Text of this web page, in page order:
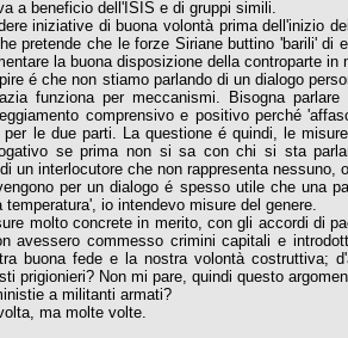
a beneficio dell'ISIS e di gruppi simili.
iniziative di buona volontà prima dell'inizio
pretende che le forze Siriane buttino 'barili'
la buona disposizione della controparte
é che non stiamo parlando di un dialogo
funziona per meccanismi. Bisogna
comprensivo e positivo perché
le due parti. La questione é quindi, le
se prima non si sa con chi si sta
un interlocutore che non rappresenta nessuno,
per un dialogo é spesso utile che una
io intendevo misure del genere.
molto concrete in merito, con gli accordi di
avessero commesso crimini capitali e
buona fede e la nostra volontà costruttiva;
prigionieri? Non mi pare, quindi questo
a militanti armati?
ma molte volte.